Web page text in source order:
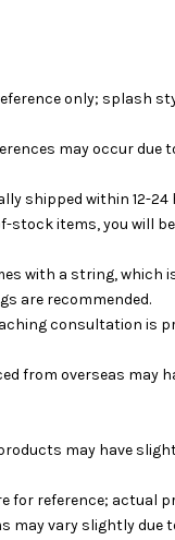
only; splash
may occur due
shipped within 12-24
stock items, you will
with a string, which
are recommended.
consultation is
from overseas may
may have
for reference; actual
may vary slightly due